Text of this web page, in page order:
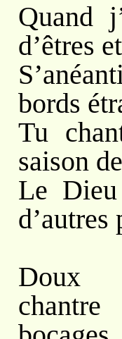
Quand
d’êtres
bords
Tu
saison
Le
d’autres
Doux